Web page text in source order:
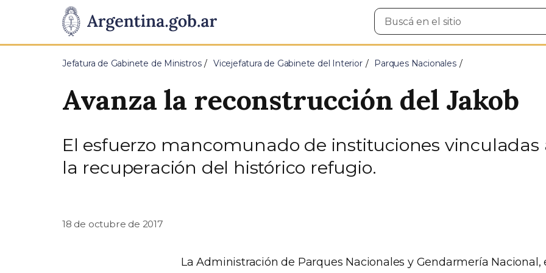
Presidencia
de
Pasar al contenido principal
Buscar
en
Jefatura de Gabinete de Ministros Vicejefatura de Gabinete del Interior Parques Nacionales
Avanza la reconstrucción del Jakob
El esfuerzo mancomunado de instituciones
la recuperación del histórico refugio.
18 de octubre de 2017
La Administración de Parques Nacionales y Gendarmería Nacional,